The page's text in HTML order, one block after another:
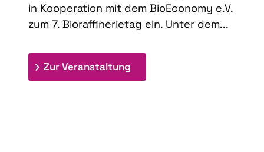
in Kooperation mit dem BioEconomy e.V.
zum 7. Bioraffinerietag ein. Unter dem...
Zur Veranstaltung